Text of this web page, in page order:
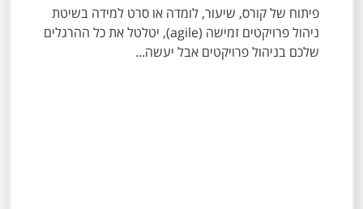
פיתוח של קורס, שיעור, לומדה או סרט למידה בשיטת
ניהול פרויקטים זמישה (agile), יטלטל את כל ההרגלים
שלכם בניהול פרויקטים אבל יעשה...